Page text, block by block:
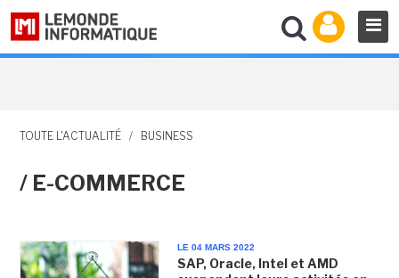
TOUTE L'ACTUALITÉ / BUSINESS
/ E-COMMERCE
LE 04 MARS 2022
SAP, Oracle, Intel et AMD